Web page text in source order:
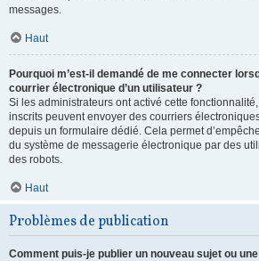
messages.
Haut
Pourquoi m’est-il demandé de me connecter
courrier électronique d’un utilisateur ?
Si les administrateurs ont activé cette
inscrits peuvent envoyer des courriers
depuis un formulaire dédié. Cela permet
du système de messagerie électronique par des
des robots.
Haut
Problèmes de publication
Comment puis-je publier un nouveau sujet ou